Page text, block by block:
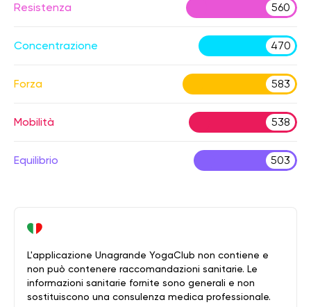
Resistenza 560
Concentrazione 470
Forza 583
Mobilità 538
Equilibrio 503
L'applicazione Unagrande YogaClub non contiene e
non può contenere raccomandazioni sanitarie. Le
informazioni sanitarie fornite sono generali e non
sostituiscono una consulenza medica professionale.